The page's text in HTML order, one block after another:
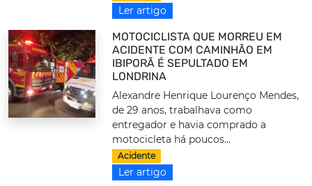
Ler artigo
MOTOCICLISTA QUE MORREU EM
ACIDENTE COM CAMINHÃO EM
IBIPORÃ É SEPULTADO EM
LONDRINA
Alexandre Henrique Lourenço Mendes,
de 29 anos, trabalhava como
entregador e havia comprado a
motocicleta há poucos...
Acidente
Ler artigo